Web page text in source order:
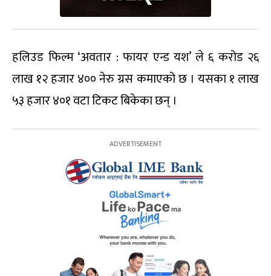
हलिउड फिल्म ‘अवतार : फायर एन्ड यश’ ले ६ करोड २६
लाख १२ हजार ४०० नेरु ग्रस कमाएको छ । यसका १ लाख
५३ हजार ४०१ वटा टिकट बिकेका छन् ।